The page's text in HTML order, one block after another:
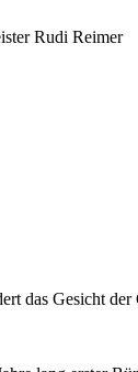
Rudi Reimer
das Gesicht der